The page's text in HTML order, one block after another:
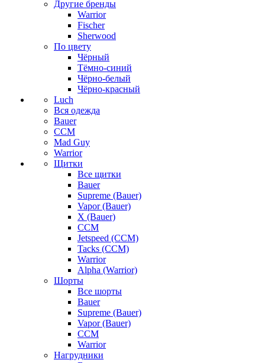
Другие бренды
Warrior
Fischer
Sherwood
По цвету
Чёрный
Тёмно-синий
Чёрно-белый
Чёрно-красный
Luch
Вся одежда
Bauer
CCM
Mad Guy
Warrior
Щитки
Все щитки
Bauer
Supreme (Bauer)
Vapor (Bauer)
X (Bauer)
CCM
Jetspeed (CCM)
Tacks (CCM)
Warrior
Alpha (Warrior)
Шорты
Все шорты
Bauer
Supreme (Bauer)
Vapor (Bauer)
CCM
Warrior
Нагрудники